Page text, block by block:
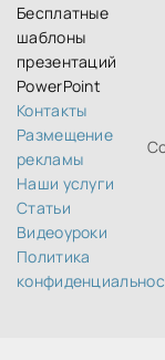
Бесплатные
шаблоны
презентаций
PowerPoint
Контакты
Размещение
рекламы
Наши услуги
Статьи
Видеоуроки
Политика